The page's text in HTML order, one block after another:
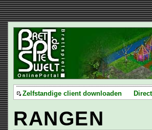
Zelfstandige client downloaden
RANGEN